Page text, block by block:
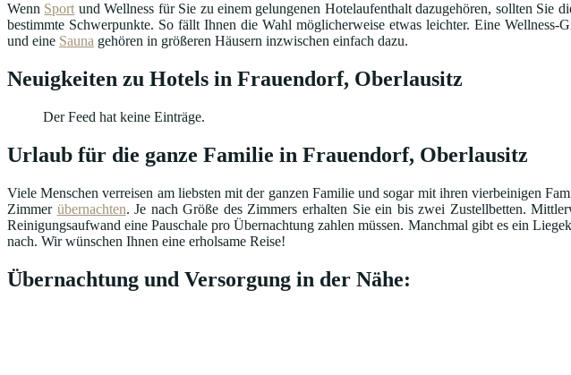
Wenn Sport und Wellness für Sie zu einem gelungenen Hotelaufenthalt dazugehören, sollten Sie
bestimmte Schwerpunkte. So fällt Ihnen die Wahl möglicherweise etwas leichter. Eine
und eine Sauna gehören in größeren Häusern inzwischen einfach dazu.
Neuigkeiten zu Hotels in Frauendorf, Oberlausitz
Der Feed hat keine Einträge.
Urlaub für die ganze Familie in Frauendorf, Oberlausitz
Viele Menschen verreisen am liebsten mit der ganzen Familie und sogar mit ihren vierbeinigen
Zimmer übernachten. Je nach Größe des Zimmers erhalten Sie ein bis zwei Zustellbetten.
Reinigungsaufwand eine Pauschale pro Übernachtung zahlen müssen. Manchmal gibt es ein
nach. Wir wünschen Ihnen eine erholsame Reise!
Übernachtung und Versorgung in der Nähe: